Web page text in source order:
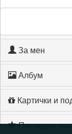
За мен
Албум
Картички и
Последни